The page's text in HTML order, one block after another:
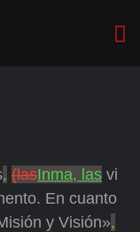
, (lasInma, las vi
En cuanto
y Visión»,